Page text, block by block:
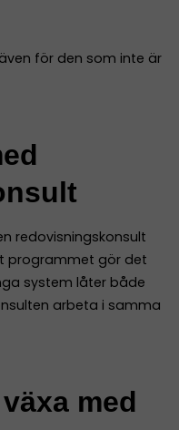
för den som inte är
redovisningskonsult
programmet gör det
system låter både
arbeta i samma
med